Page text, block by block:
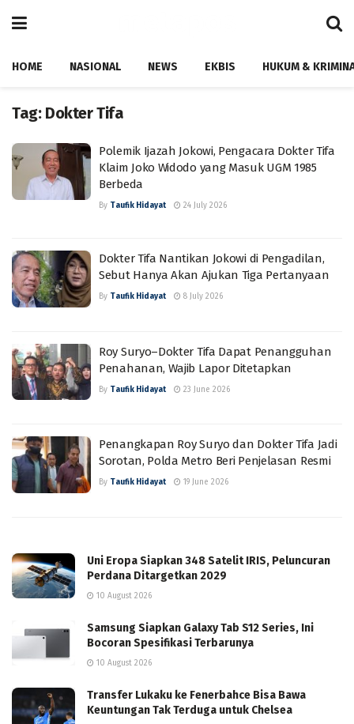
HOME NASIONAL NEWS EKBIS HUKUM &
Tag: Dokter Tifa
Polemik Ijazah Jokowi, Pengacara Dokter Tifa
Klaim Joko Widodo yang Masuk UGM 1985
Berbeda
By Taufik Hidayat 24 July 2026
Dokter Tifa Nantikan Jokowi di Pengadilan,
Sebut Hanya Akan Ajukan Tiga Pertanyaan
By Taufik Hidayat 8 July 2026
Roy Suryo–Dokter Tifa Dapat Penangguhan
Penahanan, Wajib Lapor Ditetapkan
By Taufik Hidayat 23 June 2026
Penangkapan Roy Suryo dan Dokter Tifa Jadi
Sorotan, Polda Metro Beri Penjelasan Resmi
By Taufik Hidayat 19 June 2026
Uni Eropa Siapkan 348 Satelit IRIS, Peluncuran
Perdana Ditargetkan 2029
10 August 2026
Samsung Siapkan Galaxy Tab S12 Series, Ini
Bocoran Spesifikasi Terbarunya
10 August 2026
Transfer Lukaku ke Fenerbahce Bisa Bawa
Keuntungan Tak Terduga untuk Chelsea